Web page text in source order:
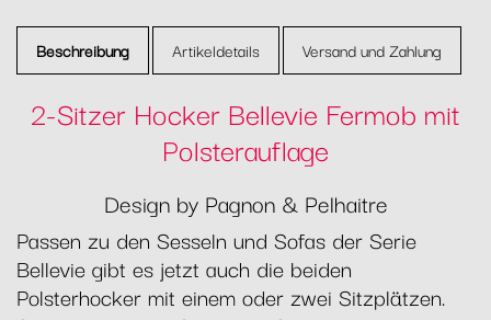
Beschreibung Artikeldetails Versand und Zahlung
2-Sitzer Hocker Bellevie Fermob mit
Polsterauflage
Design by Pagnon & Pelhaitre
Passen zu den Sesseln und Sofas der Serie
Bellevie gibt es jetzt auch die beiden
Polsterhocker mit einem oder zwei Sitzplätzen.